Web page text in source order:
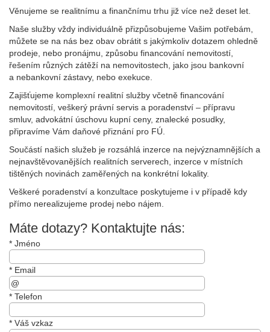
Věnujeme se realitnímu a finančnímu trhu již více než deset let.
Naše služby vždy individuálně přizpůsobujeme Vašim potřebám,
můžete se na nás bez obav obrátit s jakýmkoliv dotazem ohledně
prodeje, nebo pronájmu, způsobu financování nemovitostí,
řešením různých zátěží na nemovitostech, jako jsou bankovní
a nebankovní zástavy, nebo exekuce.
Zajišťujeme komplexní realitní služby včetně financování
nemovitostí, veškerý právní servis a poradenství – přípravu
smluv, advokátní úschovu kupní ceny, znalecké posudky,
připravíme Vám daňové přiznání pro FÚ.
Součástí našich služeb je rozsáhlá inzerce na nejvýznamnějších a
nejnavštěvova­nějších realitních serverech, inzerce v místních
tištěných novinách zaměřených na konkrétní lokality.
Veškeré poradenství a konzultace poskytujeme i v případě kdy
přímo nerealizujeme prodej nebo nájem.
Máte dotazy? Kontaktujte nás:
* Jméno
* Email
* Telefon
* Váš vzkaz